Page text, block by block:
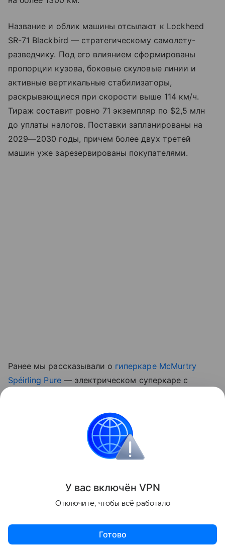
Название и облик машины отсылают к Lockheed
SR-71 Blackbird — стратегическому самолету-
разведчику. Под его влиянием сформированы
пропорции кузова, боковые скуловые линии и
активные вертикальные стабилизаторы,
раскрывающиеся при скорости выше 114 км/ч.
Тираж составит ровно 71 экземпляр по $2,5 млн
до уплаты налогов. Поставки запланированы на
2029—2030 годы, причем более двух третей
машин уже зарезервированы покупателями.
Ранее мы рассказывали о гиперкаре McMurtry
Spéirling Pure— электрическом суперкаре с
Поделиться
У вас включён VPN
Отключите, чтобы всё работало
Готово